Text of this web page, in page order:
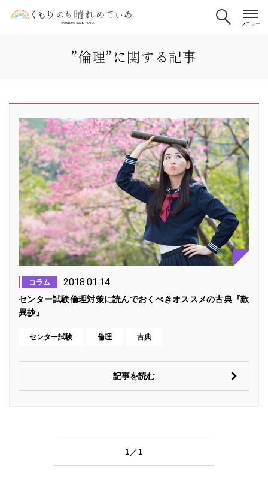
”倫理”に関する記事
コラム 2018.01.14
センター試験倫理対策に読んでおくべきオススメの古典『歎
異抄』
センター試験 倫理 古典
記事を読む
1／1